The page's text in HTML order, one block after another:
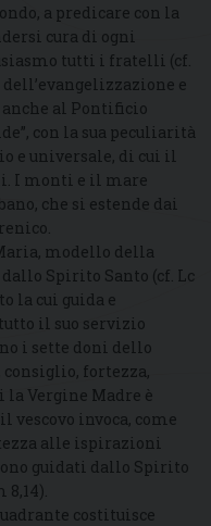
a predicare con la
cura di ogni
tutti i fratelli (cf.
dell’evangelizzazione e
al Pontificio
con la sua peculiarità
e universale, di cui il
I monti e il mare
che si estende dai
modello della
Spirito Santo (cf. Lc
la cui guida e
il suo servizio
i sette doni dello
fortezza,
la Vergine Madre è
invoca, come
alle ispirazioni
guidati dallo Spirito
costituisce